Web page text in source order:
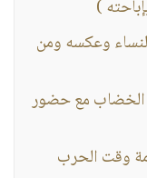
)
وعكسه ومن
الخضاب مع حضور
وقت الحرب